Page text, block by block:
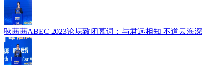
耿茜茜ABEC 2023论坛致闭幕词：与君远相知 不道云海深